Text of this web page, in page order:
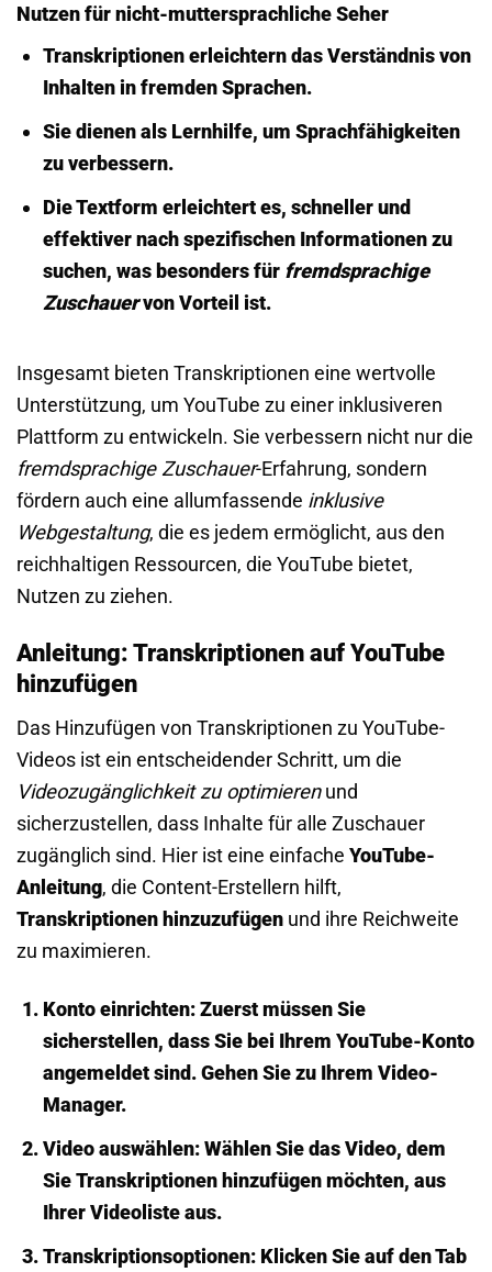
Nutzen für nicht-muttersprachliche Seher
Transkriptionen erleichtern das Verständnis von
Inhalten in fremden Sprachen.
Sie dienen als Lernhilfe, um Sprachfähigkeiten
zu verbessern.
Die Textform erleichtert es, schneller und
effektiver nach spezifischen Informationen zu
suchen, was besonders für fremdsprachige
Zuschauervon Vorteil ist.
Insgesamt bieten Transkriptionen eine wertvolle
Unterstützung, um YouTube zu einer inklusiveren
Plattform zu entwickeln. Sie verbessern nicht nur die
fremdsprachige Zuschauer-Erfahrung, sondern
fördern auch eine allumfassende inklusive
Webgestaltung, die es jedem ermöglicht, aus den
reichhaltigen Ressourcen, die YouTube bietet,
Nutzen zu ziehen.
Anleitung: Transkriptionen auf YouTube
hinzufügen
Das Hinzufügen von Transkriptionen zu YouTube-
Videos ist ein entscheidender Schritt, um die
Videozugänglichkeit zu optimierenund
sicherzustellen, dass Inhalte für alle Zuschauer
zugänglich sind. Hier ist eine einfache YouTube-
Anleitung, die Content-Erstellern hilft,
Transkriptionen hinzuzufügen und ihre Reichweite
zu maximieren.
Konto einrichten:Zuerst müssen Sie
sicherstellen, dass Sie bei Ihrem YouTube-Konto
angemeldet sind. Gehen Sie zu Ihrem Video-
Manager.
Video auswählen:Wählen Sie das Video, dem
SieTranskriptionen hinzufügenmöchten, aus
Ihrer Videoliste aus.
Transkriptionsoptionen:Klicken Sie auf den Tab